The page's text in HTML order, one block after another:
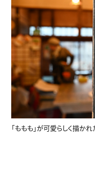
「ももも」が可愛らしく描か